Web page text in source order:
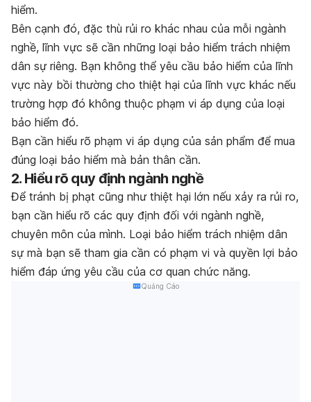
hiểm.
Bên cạnh đó, đặc thù rủi ro khác nhau của mỗi ngành
nghề, lĩnh vực sẽ cần những loại bảo hiểm trách nhiệm
dân sự riêng. Bạn không thể yêu cầu bảo hiểm của lĩnh
vực này bồi thường cho thiệt hại của lĩnh vực khác nếu
trường hợp đó không thuộc phạm vi áp dụng của loại
bảo hiểm đó.
Bạn cần hiểu rõ phạm vi áp dụng của sản phẩm để mua
đúng loại bảo hiểm mà bản thân cần.
2. Hiểu rõ quy định ngành nghề
Để tránh bị phạt cũng như thiệt hại lớn nếu xảy ra rủi ro,
bạn cần hiểu rõ các quy định đối với ngành nghề,
chuyên môn của mình. Loại bảo hiểm trách nhiệm dân
sự mà bạn sẽ tham gia cần có phạm vi và quyền lợi bảo
hiểm đáp ứng yêu cầu của cơ quan chức năng.
Quảng Cáo